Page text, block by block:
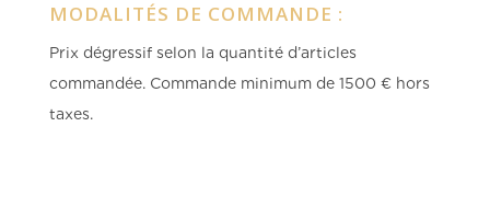
MODALITÉS DE COMMANDE :
Prix dégressif selon la quantité d’articles
commandée. Commande minimum de 1500 € hors
taxes.